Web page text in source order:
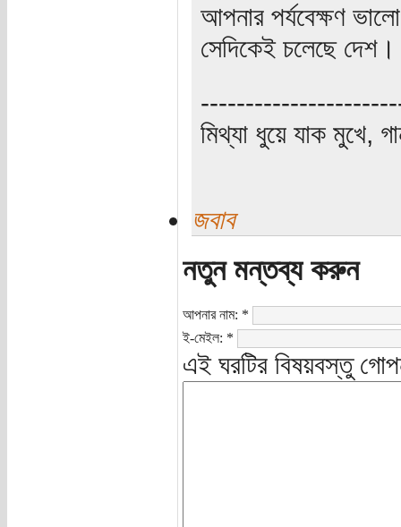
আপনার পর্যবেক্ষণ
সেদিকেই চলেছে দেশ।
মিথ্যা ধুয়ে যাক মুখে,
জবাব
নতুন মন্তব্য করুন
আপনার নাম: *
ই-মেইল: *
এই ঘরটির বিষয়বস্তু